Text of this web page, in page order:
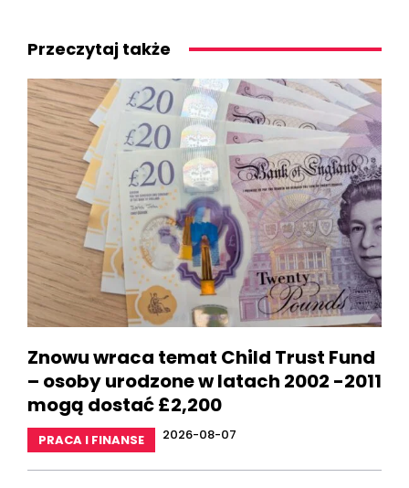
Przeczytaj także
Znowu wraca temat Child Trust Fund
– osoby urodzone w latach 2002 -2011
mogą dostać £2,200
PRACA I FINANSE 2026-08-07